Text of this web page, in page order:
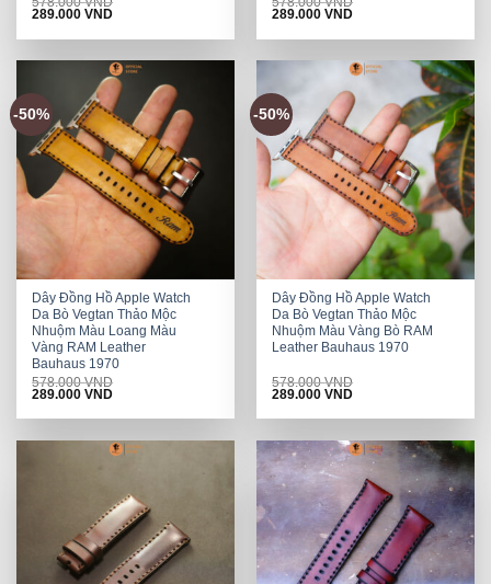
Original
was:
289.000VNDCurrent
is:
Original
was:
289.000VNDCurrent
is:
-50%
Dây Đồng Hồ Apple Watch
Da Bò Vegtan Thảo Mộc
Nhuộm Màu Loang Màu
Vàng RAM Leather
Bauhaus 1970
578.000VND
Original
was:
289.000VNDCurrent
is:
-50%
Dây Đồng Hồ Apple Watch
Da Bò Vegtan Thảo Mộc
Nhuộm Màu Vàng Bò RAM
Leather Bauhaus 1970
578.000VND
Original
was:
289.000VNDCurrent
is: